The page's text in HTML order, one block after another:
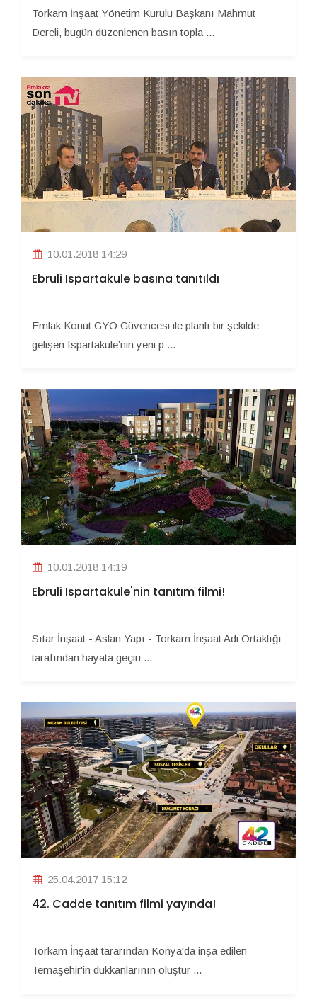
Torkam İnşaat Yönetim Kurulu Başkanı Mahmut
Dereli, bugün düzenlenen basın topla ...
10.01.2018 14:29
Ebruli Ispartakule basına tanıtıldı
Emlak Konut GYO Güvencesi ile planlı bir şekilde
gelişen Ispartakule’nin yeni p ...
10.01.2018 14:19
Ebruli Ispartakule'nin tanıtım filmi!
Sıtar İnşaat - Aslan Yapı - Torkam İnşaat Adi Ortaklığı
tarafından hayata geçiri ...
25.04.2017 15:12
42. Cadde tanıtım filmi yayında!
Torkam İnşaat tararından Konya'da inşa edilen
Temaşehir'in dükkanlarının oluştur ...